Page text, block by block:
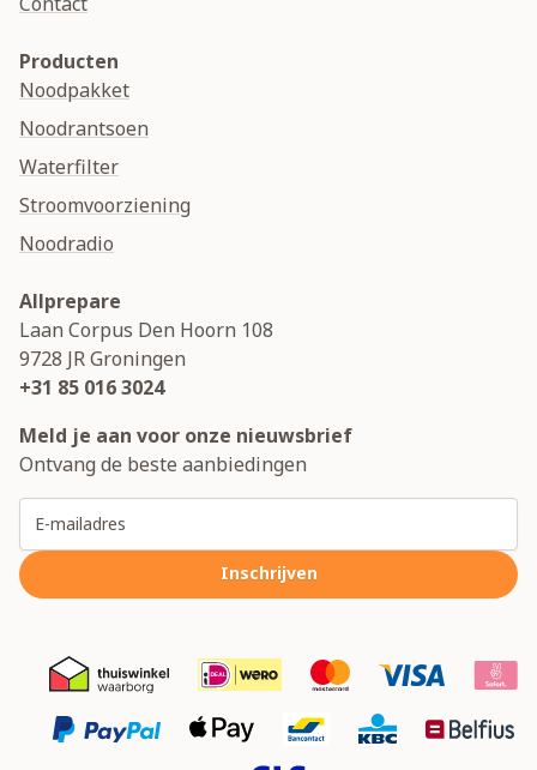
Producten
Noodpakket
Noodrantsoen
Waterfilter
Stroomvoorziening
Noodradio
Allprepare
Laan Corpus Den Hoorn 108
9728 JRGroningen
+31 85 016 3024
Meld je aan voor onze nieuwsbrief
Ontvang de beste aanbiedingen
Inschrijven